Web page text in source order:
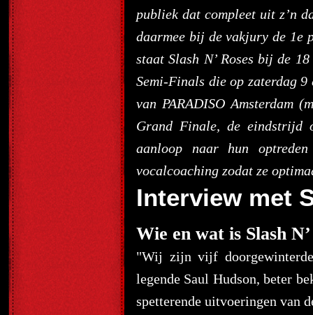
publiek dat compleet uit z’n
daarmee bij de vakjury de 1e
staat Slash N’ Roses bij de
Semi-Finals die op zaterdag
van PARADISO Amsterdam
Grand Finale, de eindstrijd
aanloop naar hun
vocalcoaching zodat ze
Interview met
Wie en wat is Slash N’
"Wij zijn vijf doorgewinterde
legende Saul Hudson, beter
spetterende uitvoeringen van